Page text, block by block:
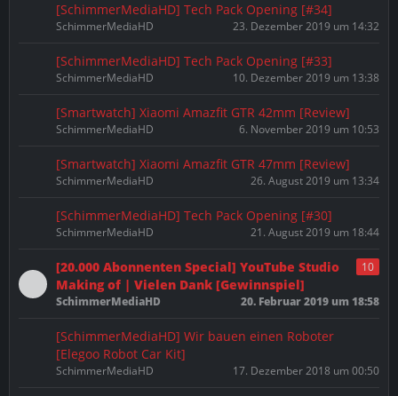
[SchimmerMediaHD] Tech Pack Opening [#34]
SchimmerMediaHD 23. Dezember 2019 um 14:32
[SchimmerMediaHD] Tech Pack Opening [#33]
SchimmerMediaHD 10. Dezember 2019 um 13:38
[Smartwatch] Xiaomi Amazfit GTR 42mm [Review]
SchimmerMediaHD 6. November 2019 um 10:53
[Smartwatch] Xiaomi Amazfit GTR 47mm [Review]
SchimmerMediaHD 26. August 2019 um 13:34
[SchimmerMediaHD] Tech Pack Opening [#30]
SchimmerMediaHD 21. August 2019 um 18:44
[20.000 Abonnenten Special] YouTube Studio
Making of | Vielen Dank [Gewinnspiel]
10
SchimmerMediaHD 20. Februar 2019 um 18:58
[SchimmerMediaHD] Wir bauen einen Roboter
[Elegoo Robot Car Kit]
SchimmerMediaHD 17. Dezember 2018 um 00:50